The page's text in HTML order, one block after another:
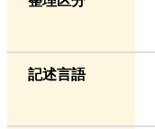
記述言語